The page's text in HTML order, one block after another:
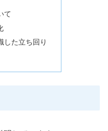
て
した立ち回り